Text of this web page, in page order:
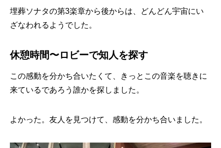
埋葬ソナタの第3楽章から後からは、どんどん宇宙にい
ざなわれるようでした。
休憩時間〜ロビーで知人を探す
この感動を分かち合いたくて、きっとこの音楽を聴きに
来ているであろう誰かを探しました。
よかった。友人を見つけて、感動を分かち合いました。